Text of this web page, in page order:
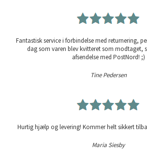
Fantastisk service i forbindelse med returnering,
dag som varen blev kvitteret som modtaget,
afsendelse med PostNord! ;)
Tine Pedersen
Hurtig hjælp og levering! Kommer helt sikkert
Maria Siesby